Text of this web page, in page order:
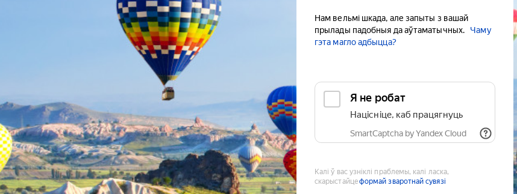
Нам вельмі шкада, але запыты з вашай
прылады падобныя да аўтаматычных.
Чаму
гэта магло адбыцца?
Я не робат
Націсніце, каб працягнуць
SmartCaptcha by Yandex Cloud
Калі ў вас узніклі праблемы, калі ласка,
скарыстайцеформай зваротнай сувязі